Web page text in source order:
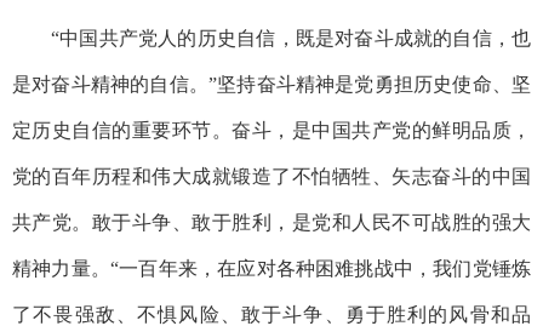
“中国共产党人的历史自信，既是对奋斗成就的自信，也
是对奋斗精神的自信。”坚持奋斗精神是党勇担历史使命、坚
定历史自信的重要环节。奋斗，是中国共产党的鲜明品质，
党的百年历程和伟大成就锻造了不怕牺牲、矢志奋斗的中国
共产党。敢于斗争、敢于胜利，是党和人民不可战胜的强大
精神力量。“一百年来，在应对各种困难挑战中，我们党锤炼
了不畏强敌、不惧风险、敢于斗争、勇于胜利的风骨和品